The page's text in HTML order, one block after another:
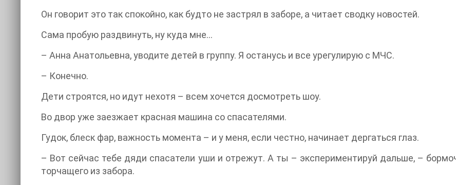
Он говорит это так спокойно, как будто не застрял в заборе, а читает сводку новостей.
Сама пробую раздвинуть, ну куда мне…
– Анна Анатольевна, уводите детей в группу. Я останусь и все урегулирую с МЧС.
– Конечно.
Дети строятся, но идут нехотя – всем хочется досмотреть шоу.
Во двор уже заезжает красная машина со спасателями.
Гудок, блеск фар, важность момента – и у меня, если честно, начинает дергаться глаз.
– Вот сейчас тебе дяди спасатели уши и отрежут. А ты – экспериментируй дальше, –
торчащего из забора.